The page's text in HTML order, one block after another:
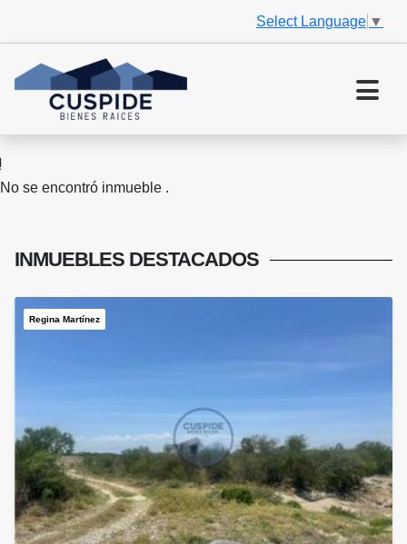
Select Language ▼
No se encontró inmueble .
INMUEBLES DESTACADOS
Regina Martínez